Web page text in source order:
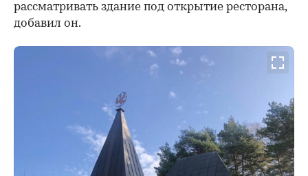
рассматривать здание под открытие ресторана,
добавил он.